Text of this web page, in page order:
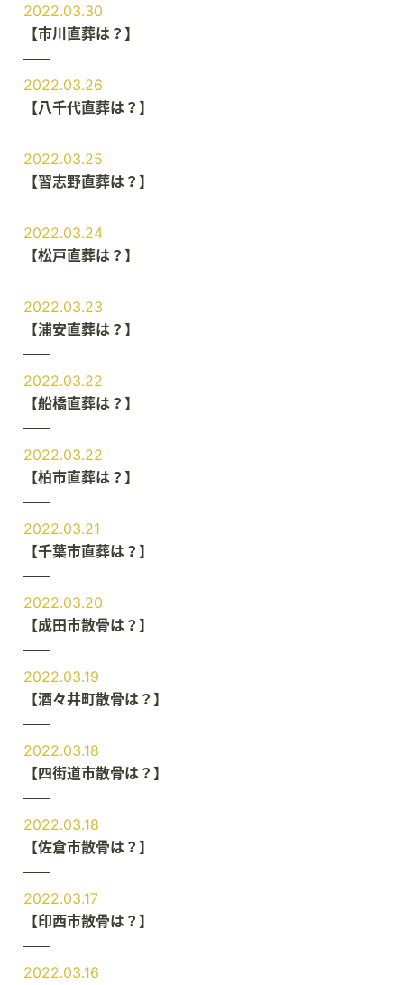
2022.03.30
【市川直葬は？】
2022.03.26
【八千代直葬は？】
2022.03.25
【習志野直葬は？】
2022.03.24
【松戸直葬は？】
2022.03.23
【浦安直葬は？】
2022.03.22
【船橋直葬は？】
2022.03.22
【柏市直葬は？】
2022.03.21
【千葉市直葬は？】
2022.03.20
【成田市散骨は？】
2022.03.19
【酒々井町散骨は？】
2022.03.18
【四街道市散骨は？】
2022.03.18
【佐倉市散骨は？】
2022.03.17
【印西市散骨は？】
2022.03.16